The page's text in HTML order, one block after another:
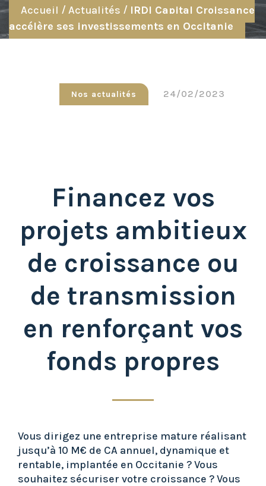
Nos actualités 24/02/2023
Accueil / Actualités / IRDI Capital Croissance
accélère ses investissements en Occitanie
Financez vos
projets ambitieux
de croissance ou
de transmission
en renforçant vos
fonds propres
Vous dirigez une entreprise mature réalisant
jusqu’à 10 M€ de CA annuel, dynamique et
rentable, implantée en Occitanie ? Vous
souhaitez sécuriser votre croissance ? Vous